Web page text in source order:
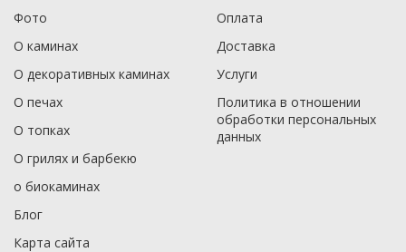
Фото
О каминах
О декоративных каминах
О печах
О топках
О грилях и барбекю
о биокаминах
Блог
Карта сайта
Оплата
Доставка
Услуги
Политика в отношении
обработки персональных
данныx